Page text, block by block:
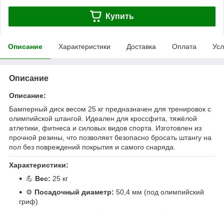
Купить
Описание Характеристики Доставка Оплата
Описание
Описание:
Бамперный диск весом 25 кг предназначен для тренировок с
олимпийской штангой. Идеален для кроссфита, тяжёлой
атлетики, фитнеса и силовых видов спорта. Изготовлен из
прочной резины, что позволяет безопасно бросать штангу на
пол без повреждений покрытия и самого снаряда.
Характеристики:
💪 Вес: 25 кг
⚙️ Посадочный диаметр: 50,4 мм (под олимпийский
гриф)